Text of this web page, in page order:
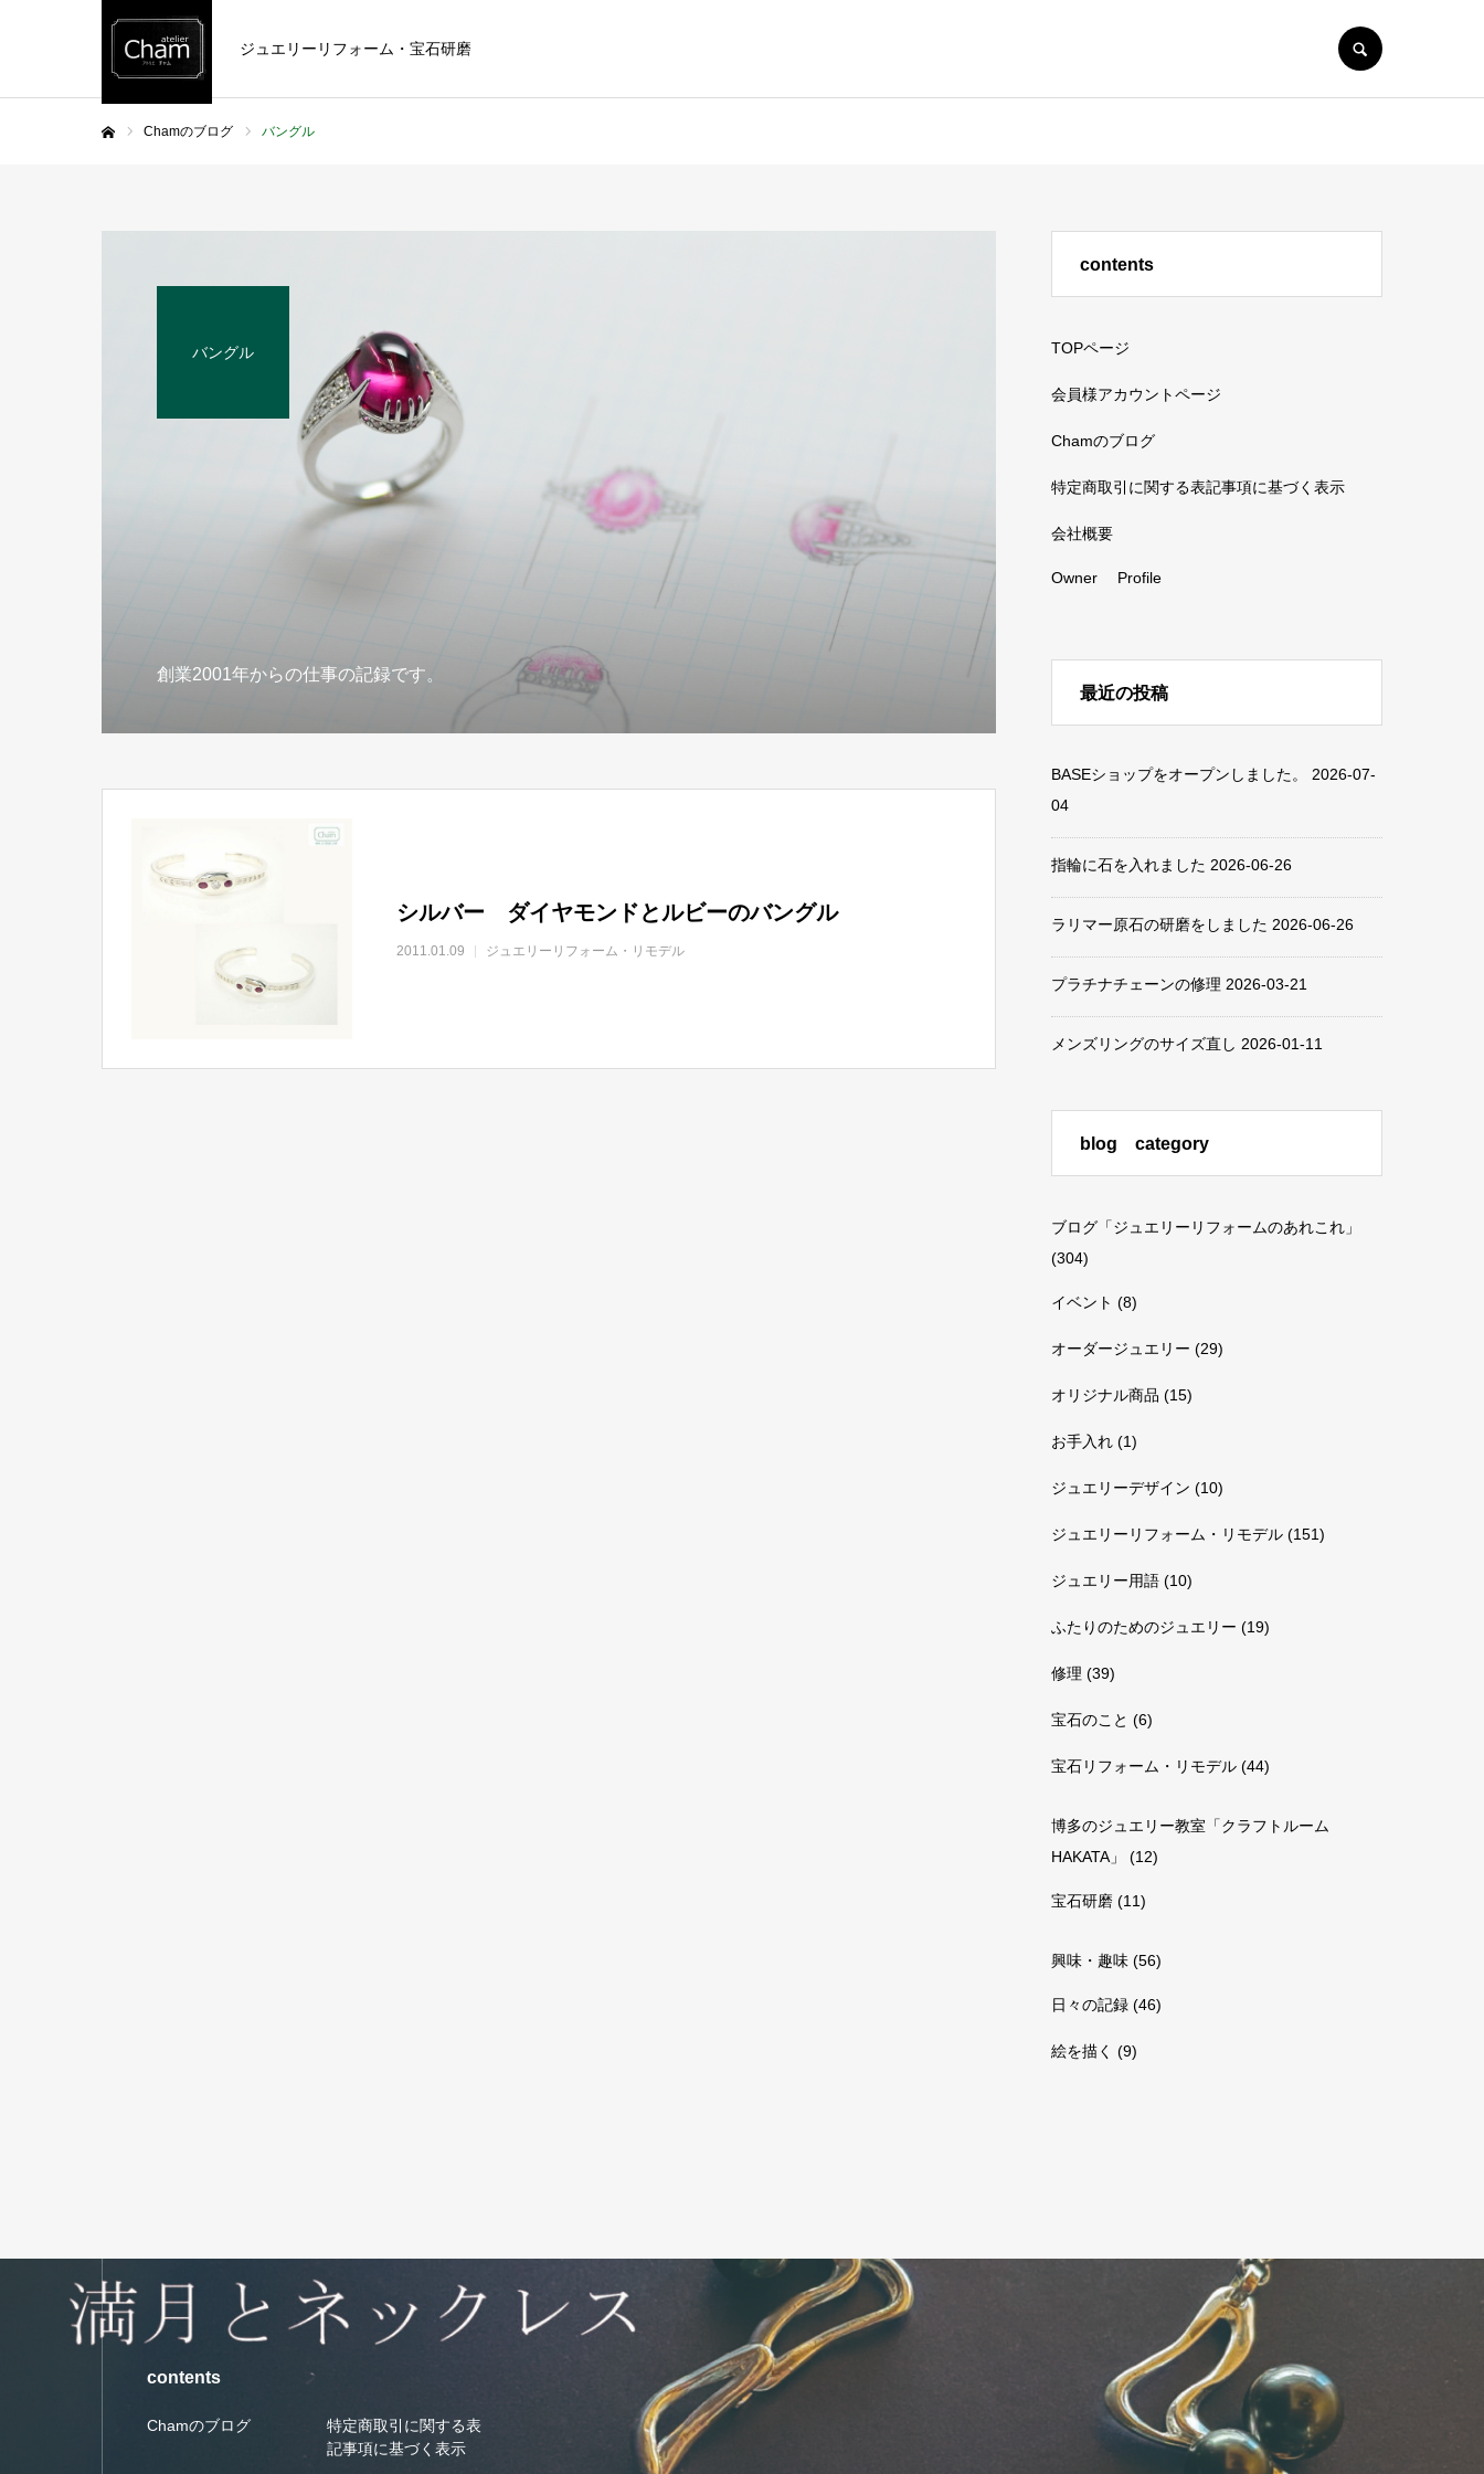
ジュエリーリフォーム・宝石研磨
Chamのブログ バングル
バングル
創業2001年からの仕事の記録です。
シルバー ダイヤモンドとルビーのバングル
2011.01.09 ジュエリーリフォーム・リモデル
contents
TOPページ
会員様アカウントページ
Chamのブログ
特定商取引に関する表記事項に基づく表示
会社概要
Owner Profile
最近の投稿
BASEショップをオープンしました。
2026-07-
04
指輪に石を入れました 2026-06-26
ラリマー原石の研磨をしました 2026-06-26
プラチナチェーンの修理 2026-03-21
メンズリングのサイズ直し 2026-01-11
blog category
ブログ「ジュエリーリフォームのあれこれ」
(304)
イベント (8)
オーダージュエリー (29)
オリジナル商品 (15)
お手入れ (1)
ジュエリーデザイン (10)
ジュエリーリフォーム・リモデル (151)
ジュエリー用語 (10)
ふたりのためのジュエリー (19)
修理 (39)
宝石のこと (6)
宝石リフォーム・リモデル (44)
博多のジュエリー教室「クラフトルーム
HAKATA」
(12)
宝石研磨 (11)
興味・趣味 (56)
日々の記録 (46)
絵を描く (9)
contents
Chamのブログ
特定商取引に関する表
記事項に基づく表示